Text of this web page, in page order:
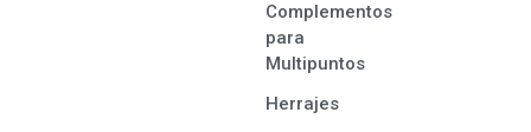
Complementos
para
Multipuntos
Herrajes